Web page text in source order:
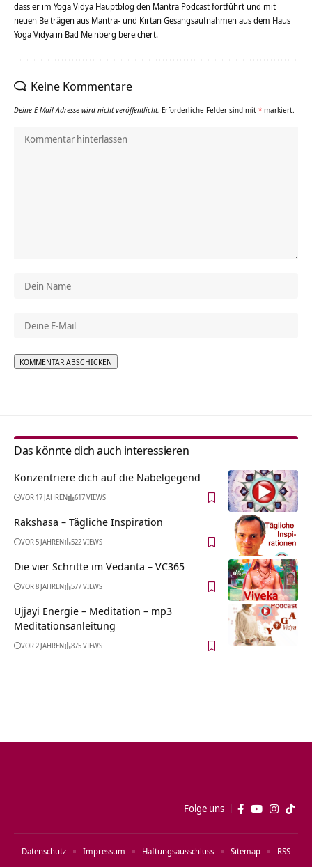
dass er im Yoga Vidya Hauptblog den Mantra Podcast fortführt und mit
neuen Beiträgen aus Mantra- und Kirtan Gesangsaufnahmen aus dem Haus
Yoga Vidya in Bad Meinberg bereichert.
Keine Kommentare
Deine E-Mail-Adresse wird nicht veröffentlicht. Erforderliche Felder sind mit * markiert.
Das könnte dich auch interessieren
Konzentriere dich auf die Nabelgegend
VOR 17 JAHREN 617 VIEWS
Rakshasa – Tägliche Inspiration
VOR 5 JAHREN 522 VIEWS
Die vier Schritte im Vedanta – VC365
VOR 8 JAHREN 577 VIEWS
Ujjayi Energie – Meditation – mp3
Meditationsanleitung
VOR 2 JAHREN 875 VIEWS
Folge uns
Datenschutz Impressum Haftungsausschluss Sitemap RSS